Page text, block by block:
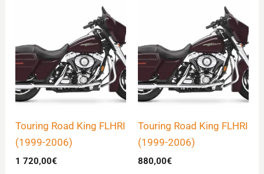
Touring Road King FLHRI
(1999-2006)
1 720,00€
Touring Road King FLHRI
(1999-2006)
880,00€